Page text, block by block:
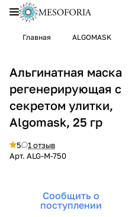
Главная ALGOMASK
Альгинатная маска
регенерирующая с
секретом улитки,
Algomask, 25 гр
5
1 отзыв
Арт. ALG-M-750
Сообщить о
поступлении